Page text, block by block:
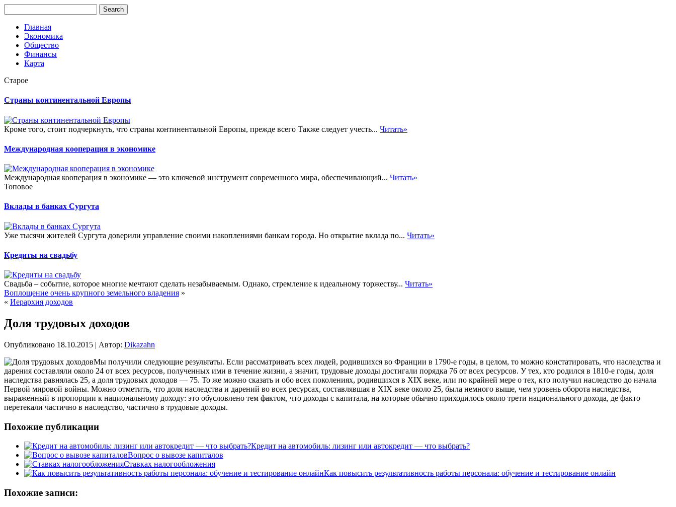
Главная
Экономика
Общество
Финансы
Карта
Старое
Страны континентальной Европы
Кроме того, стоит подчеркнуть, что страны континентальной Европы, прежде всего Также следует учесть... Читать»
Международная кооперация в экономике
Международная кооперация в экономике — это ключевой инструмент современного мира, обеспечивающий... Читать»
Топовое
Вклады в банках Сургута
Уже тысячи жителей Сургута доверили управление своими накоплениями банкам города. Но открытие вклада по... Читать»
Кредиты на свадьбу
Свадьба – событие, которое многие мечтают сделать незабываемым. Однако, стремление к идеальному торжеству... Читать»
Воплощение очень крупного земельного владения »
« Иерархия доходов
Доля трудовых доходов
Опубликовано 18.10.2015 | Автор: Dikazahn
Мы получили следующие результаты. Если рассматривать всех людей, родившихся во Франции в 1790-е годы, в целом, то можно констатировать, что наследства и
дарения составляли около 24 от всех ресурсов, полученных ими в течение жизни, а значит, трудовые доходы достигали порядка 76 от всех ресурсов. У тех, кто родился в 1810-е годы, доля
наследства равнялась 25, а доля трудовых доходов — 75. То же можно сказать и обо всех поколениях, родившихся в XIX веке, или по крайней мере о тех, кто получил наследство до начала
Первой мировой войны. Можно отметить, что доля наследства и дарений во всех ресурсах, составлявшая в XIX веке около 25, была немного выше, чем уровень оборота наследства,
выраженный в пропорции к национальному доходу: это обусловлено тем фактом, что доходы с капитала, на которые обычно приходилось около трети национального дохода, де факто
перетекали частично в наследство, частично в трудовые доходы.
Похожие публикации
Кредит на автомобиль: лизинг или автокредит — что выбрать?
Вопрос о вывозе капиталов
Ставках налогообложения
Как повысить результативность работы персонала: обучение и тестирование онлайн
Похожие записи: